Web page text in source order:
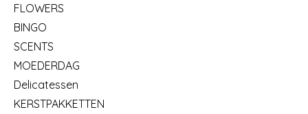
FLOWERS
BINGO
SCENTS
MOEDERDAG
Delicatessen
KERSTPAKKETTEN